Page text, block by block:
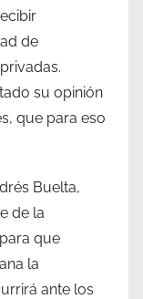
de
su opinión
que para eso
Buelta,
de la
que
la
ante los